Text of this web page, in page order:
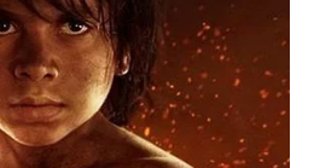
NOTICIAS MEDELLÍN
Capturan a pareja de
hermanos por el crimen de
la “Diabla” en Medellín